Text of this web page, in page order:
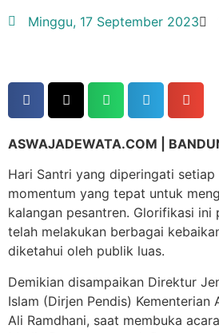
Minggu, 17 September 2023
ASWAJADEWATA.COM |
Hari Santri yang diperingati
momentum yang tepat untuk
kalangan pesantren. Glorifikasi ini
telah melakukan berbagai
diketahui oleh publik luas.
Demikian disampaikan Direktur
Islam (Dirjen Pendis) Kementerian
Ali Ramdhani, saat membuka